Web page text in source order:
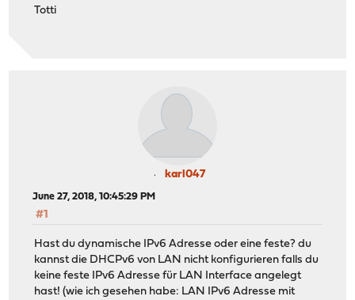
Totti
karl047
June 27, 2018, 10:45:29 PM
#1
Hast du dynamische IPv6 Adresse oder eine feste? du
kannst die DHCPv6 von LAN nicht konfigurieren falls du
keine feste IPv6 Adresse für LAN Interface angelegt
hast! (wie ich gesehen habe: LAN IPv6 Adresse mit